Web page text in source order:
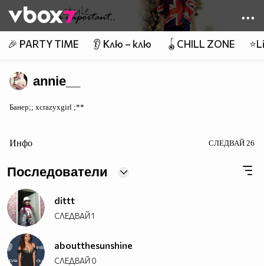
👾
🎉 PARTY TIME 👂 Клю – клю 🪀CHILL ZONE
annie__
Банер;; xcrazyxgirl ;**
Инфо СЛЕДВАЙ 26
Последователи
dittt
СЛЕДВАЙ1
aboutthesunshine
СЛЕДВАЙ 0